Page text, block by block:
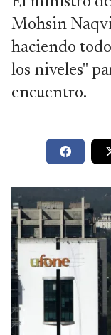
Mohsin
haciendo
los niveles"
encuentro.